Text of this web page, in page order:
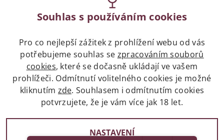
Legislativa
Zákaz prodeje alkoholických nápojů osobám
mladších 18 let.
Naše služby
Souhlas s používáním cookies
Pro co nejlepší zážitek z prohlížení webu od vás
potřebujeme souhlas se zpracováním souborů
cookies, které se dočasně ukládají ve vašem
prohlížeči. Odmítnutí volitelného cookies je možné
kliknutím zde. Souhlasem i odmítnutím cookies
potvrzujete, že je vám více jak 18 let.
NASTAVENÍ